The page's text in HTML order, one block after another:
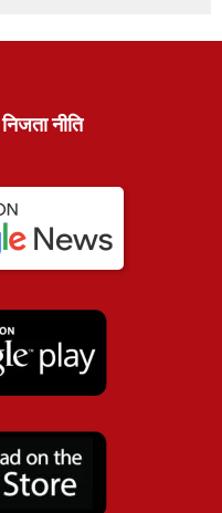
निजता नीति